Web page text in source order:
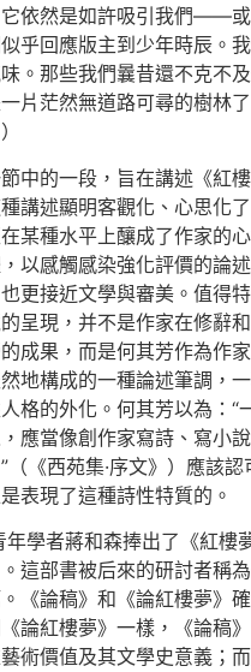
依然是如許吸引我們——
乎回應版主到少年時辰。
。那些我們曩昔還不克不
片茫然無道路可尋的樹林
中的一段，旨在講述《紅
講述顯明客觀化、心思化
某種水平上釀成了作家的
以感觸感染強化評價的論
更接近文學與審美。值得
呈現，并不是作家在修辭
成果，而是何其芳作為作
地構成的一種論述筆調，
格的外化。何其芳以為：“
應當像創作家寫詩、寫小
（《西苑集·序文》）應該
表現了這種詩性特質的。
年學者蔣和森捧出了《紅樓
這部書被后來的研討者稱
《論稿》和《論紅樓夢》
論紅樓夢》一樣，《論稿
藝術價值及其文學史意義；